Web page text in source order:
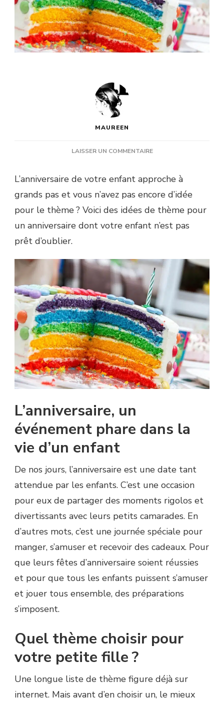
MAUREEN
LAISSER UN COMMENTAIRESUR
:
QUEL
PRIVILÉGIER
POUR
YEUX
DE
NOS
ENFANTS
?
L’anniversaire de votre enfant approche à
grands pas et vous n’avez pas encore d’idée
pour le thème ? Voici des idées de thème pour
un anniversaire dont votre enfant n’est pas
prêt d’oublier.
L’anniversaire, un
événement phare dans la
vie d’un enfant
De nos jours, l’anniversaire est une date tant
attendue par les enfants. C’est une occasion
pour eux de partager des moments rigolos et
divertissants avec leurs petits camarades. En
d’autres mots, c’est une journée spéciale pour
manger, s’amuser et recevoir des cadeaux. Pour
que leurs fêtes d’anniversaire soient réussies
et pour que tous les enfants puissent s’amuser
et jouer tous ensemble, des préparations
s’imposent.
Quel thème choisir pour
votre petite fille ?
Une longue liste de thème figure déjà sur
internet. Mais avant d’en choisir un, le mieux